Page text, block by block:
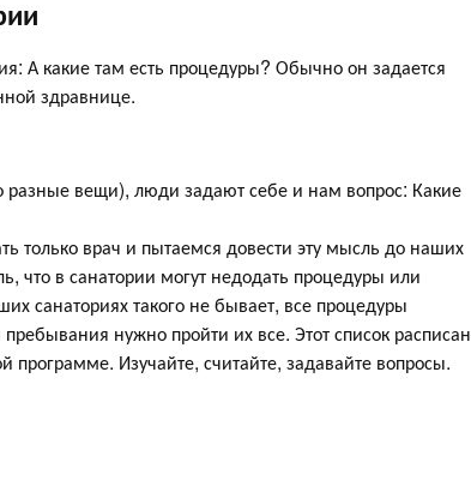
А какие там есть процедуры? Обычно он задается
здравнице.
разные вещи), люди задают себе и нам вопрос: Какие
только врач и пытаемся довести эту мысль до наших
что в санатории могут недодать процедуры или
санаториях такого не бывает, все процедуры
нужно пройти их все. Этот список расписан
Изучайте, считайте, задавайте вопросы.